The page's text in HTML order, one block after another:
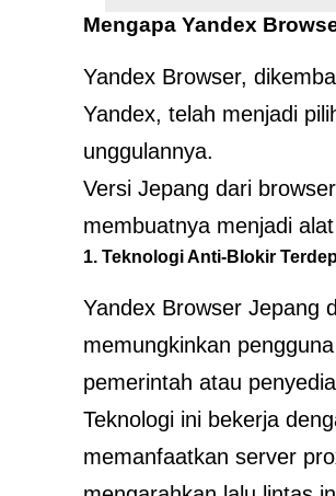
Mengapa Yandex
Yandex Browser,
Yandex, telah menjadi
unggulannya.
Versi Jepang dari
membuatnya menjadi
1. Teknologi Anti-Blokir
Yandex Browser Jepang
memungkinkan
pemerintah atau
Teknologi ini bekerja
memanfaatkan server